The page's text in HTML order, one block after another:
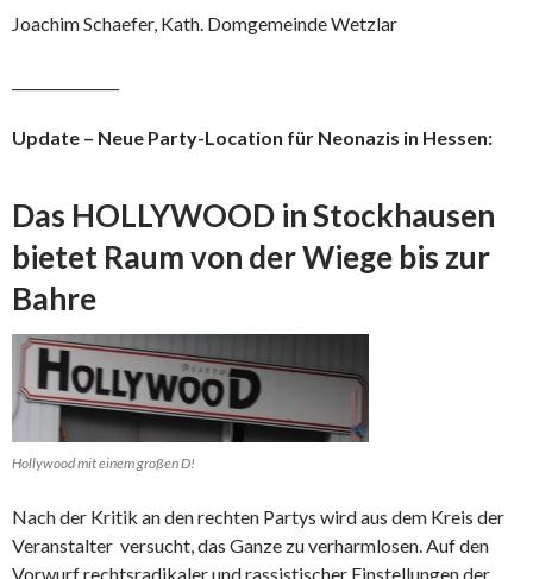
Joachim Schaefer, Kath. Domgemeinde Wetzlar
Update – Neue Party-Location für Neonazis in Hessen:
Das HOLLYWOOD in Stockhausen
bietet Raum von der Wiege bis zur
Bahre
Hollywood mit einem großen D!
Nach der Kritik an den rechten Partys wird aus dem Kreis der
Veranstalter versucht, das Ganze zu verharmlosen. Auf den
Vorwurf rechtsradikaler und rassistischer Einstellungen der